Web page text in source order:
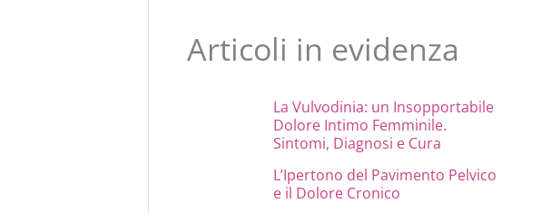
Articoli in evidenza
La Vulvodinia: un Insopportabile
Dolore Intimo Femminile.
Sintomi, Diagnosi e Cura
L’Ipertono del Pavimento Pelvico
e il Dolore Cronico